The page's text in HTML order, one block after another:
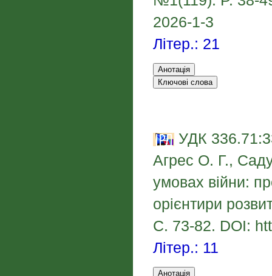
2026-1-3
Літер.: 21
УДК
Агрес О. Г.,
умовах війни:
орієнтири
С. 73-82. DOI:
Літер.: 11